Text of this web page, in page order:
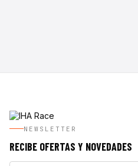
NEWSLETTER
RECIBE OFERTAS Y NOVEDADES